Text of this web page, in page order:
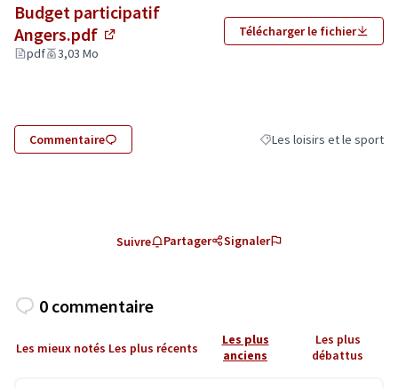
Budget participatif
Angers.pdf
pdf 3,03 Mo
Télécharger le fichier
Commentaire Filtrer les résultats de la
Les loisirs et le sport
Suivre Partager Signaler
0 commentaire
Les mieux notés Les plus récents
Les plus
anciens
Les plus
débattus